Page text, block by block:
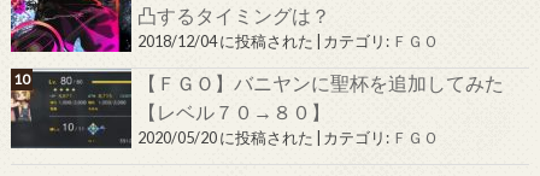
凸するタイミングは？
2018/12/04 に投稿された カテゴリ: ＦＧＯ
【ＦＧＯ】バニヤンに聖杯を追加してみた
【レベル７０→８０】
2020/05/20 に投稿された カテゴリ: ＦＧＯ